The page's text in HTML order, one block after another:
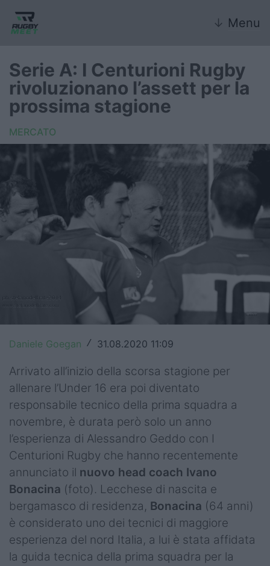
↓ Menu
Nazionale
Nazionali giovanili
Rugby Sevens
Internazionale
6 Nazioni
United Rugby Championship
Premiership
Champions Cup
Challenge Cup
World Rugby
Rugby World Cup
Super Rugby
Rugby in TV
Mercato
Serie A Elite
Campionati
Serie A: I Centurioni Rugby
rivoluzionano l’assett per la
prossima stagione
MERCATO
Daniele Goegan / 31.08.2020 11:09
Arrivato all’inizio della scorsa stagione per
allenare l’Under 16 era poi diventato
responsabile tecnico della prima squadra a
novembre, è durata però solo un anno
l’esperienza di Alessandro Geddo con I
Centurioni Rugby che hanno recentemente
annunciato il nuovo head coach Ivano
Bonacina (foto). Lecchese di nascita e
bergamasco di residenza, Bonacina (64 anni)
è considerato uno dei tecnici di maggiore
esperienza del nord Italia, a lui è stata affidata
la guida tecnica della prima squadra per la